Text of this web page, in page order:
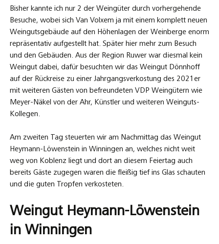
Bisher kannte ich nur 2 der Weingüter durch vorhergehende
Besuche, wobei sich Van Volxem ja mit einem komplett neuen
Weingutsgebäude auf den Höhenlagen der Weinberge enorm
repräsentativ aufgestellt hat. Später hier mehr zum Besuch
und den Gebäuden. Aus der Region Ruwer war diesmal kein
Weingut dabei, dafür besuchten wir das Weingut Dönnhoff
auf der Rückreise zu einer Jahrgangsverkostung des 2021er
mit weiteren Gästen von befreundeten VDP Weingütern wie
Meyer-Näkel von der Ahr, Künstler und weiteren Weinguts-
Kollegen.
Am zweiten Tag steuerten wir am Nachmittag das Weingut
Heymann-Löwenstein in Winningen an, welches nicht weit
weg von Koblenz liegt und dort an diesem Feiertag auch
bereits Gäste zugegen waren die fleißig tief ins Glas schauten
und die guten Tropfen verkosteten.
Weingut Heymann-Löwenstein
in Winningen